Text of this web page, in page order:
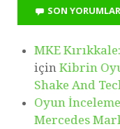
SON YORUMLAR
MKE
için Kibrin
Shake And
Oyun
Mercedes